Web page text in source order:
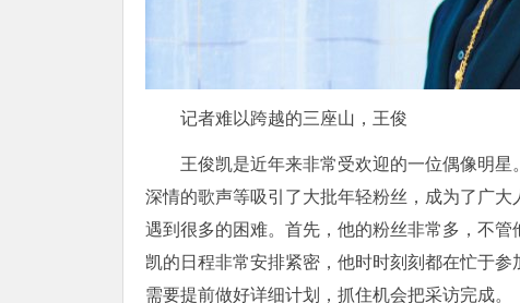
记者难以跨越的三座山，王俊
王俊凯是近年来非常受欢迎的一位偶像明星
深情的歌声等吸引了大批年轻粉丝，成为了广
遇到很多的困难。首先，他的粉丝非常多，不
凯的日程非常安排紧密，他时时刻刻都在忙于
需要提前做好详细计划，抓住机会把采访完成。